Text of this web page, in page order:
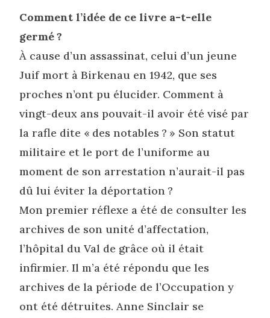
Comment l’idée de ce livre a-t-elle
germé ?
À cause d’un assassinat, celui d’un jeune
Juif mort à Birkenau en 1942, que ses
proches n’ont pu élucider. Comment à
vingt-deux ans pouvait-il avoir été visé par
la rafle dite « des notables ? » Son statut
militaire et le port de l’uniforme au
moment de son arrestation n’aurait-il pas
dû lui éviter la déportation ?
Mon premier réflexe a été de consulter les
archives de son unité d’affectation,
l’hôpital du Val de grâce où il était
infirmier. Il m’a été répondu que les
archives de la période de l’Occupation y
ont été détruites. Anne Sinclair se